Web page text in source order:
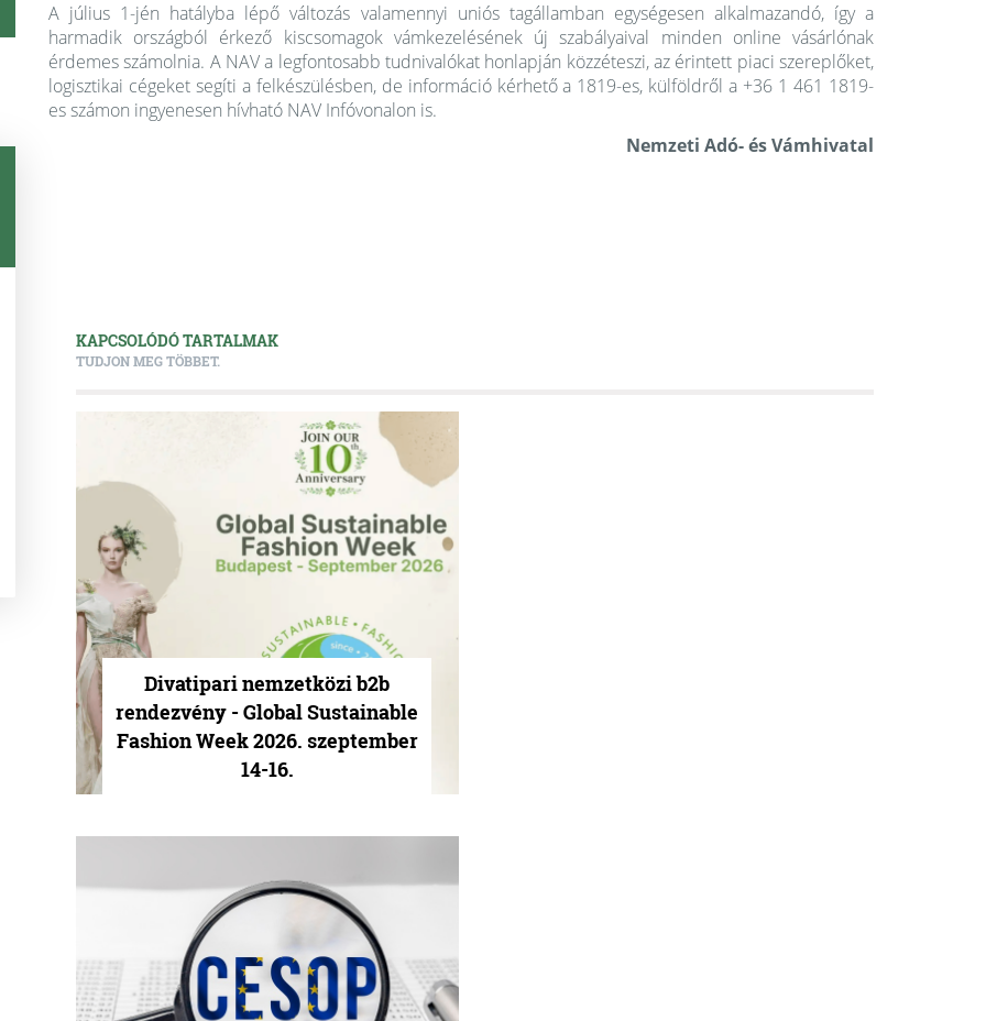
A július 1-jén hatályba lépő változás valamennyi uniós tagállamban egységesen alkalmazandó, így a
harmadik országból érkező kiscsomagok vámkezelésének új szabályaival minden online vásárlónak
érdemes számolnia. A NAV a legfontosabb tudnivalókat honlapján közzéteszi, az érintett piaci szereplőket,
logisztikai cégeket segíti a felkészülésben, de információ kérhető a 1819-es, külföldről a +36 1 461 1819-
es számon ingyenesen hívható NAV Infóvonalon is.
Nemzeti Adó- és Vámhivatal
KAPCSOLÓDÓ TARTALMAK
TUDJON MEG TÖBBET.
Divatipari nemzetközi b2b
rendezvény - Global Sustainable
Fashion Week 2026. szeptember
14-16.